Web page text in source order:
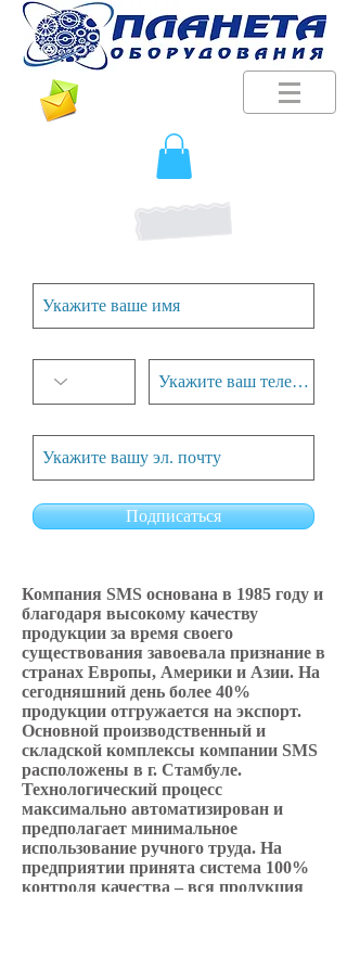
Будьте в курсе наших новостей
Подписаться
Компания SMS основана в 1985 году и
благодаря высокому качеству
продукции за время своего
существования завоевала признание в
странах Европы, Америки и Азии. На
сегодняшний день более 40%
продукции отгружается на экспорт.
Основной производственный и
складской комплексы компании SMS
расположены в г. Стамбуле.
Технологический процесс
максимально автоматизирован и
предполагает минимальное
использование ручного труда. На
предприятии принята система 100%
контроля качества – вся продукция